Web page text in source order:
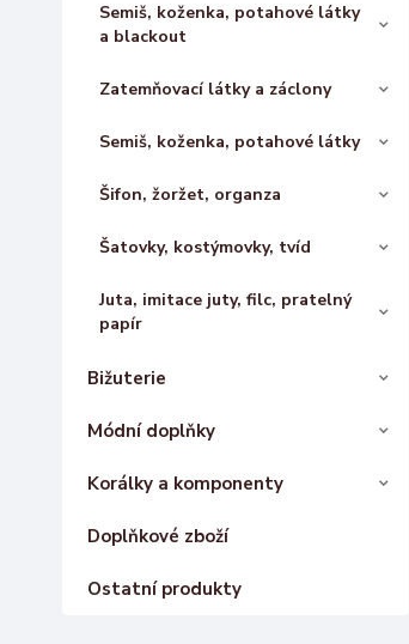
Semiš, koženka, potahové látky
a blackout
Zatemňovací látky a záclony
Semiš, koženka, potahové látky
Šifon, žoržet, organza
Šatovky, kostýmovky, tvíd
Juta, imitace juty, filc, pratelný
papír
Bižuterie
Módní doplňky
Korálky a komponenty
Doplňkové zboží
Ostatní produkty